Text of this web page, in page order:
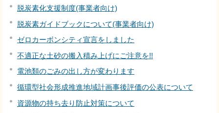
脱炭素化支援制度(事業者向け)
脱炭素ガイドブックについて(事業者向け)
ゼロカーボンシティ宣言をしました
不適正な土砂の搬入積み上げにご注意を!!
電池類のごみの出し方が変わります
循環型社会形成推進地域計画事後評価の公表について
資源物の持ち去り防止対策について